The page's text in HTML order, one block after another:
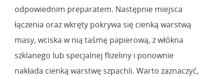
odpowiednim preparatem. Następnie miejsca
łączenia oraz wkręty pokrywa się cienką warstwą
masy, wciska w nią taśmę papierową, z włókna
szklanego lub specjalnej flizeliny i ponownie
nakłada cienką warstwę szpachli. Warto zaznaczyć,